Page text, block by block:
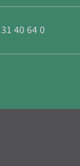
40 64 0